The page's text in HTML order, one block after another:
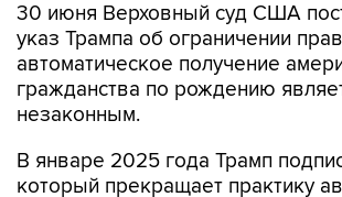
30 июня Верховный суд США
указ Трампа об ограничении
автоматическое получение
гражданства по рождению
незаконным.
В январе 2025 года Трамп
который прекращает практику